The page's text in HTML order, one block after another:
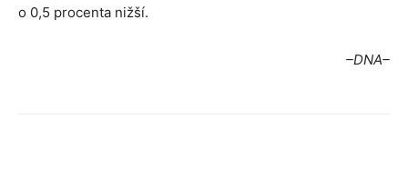
o 0,5 procenta nižší.
–DNA–